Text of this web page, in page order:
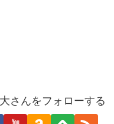
さんをフォローする